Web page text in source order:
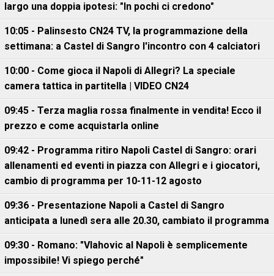
largo una doppia ipotesi: "In pochi ci credono"
10:05 - Palinsesto CN24 TV, la programmazione della
settimana: a Castel di Sangro l'incontro con 4 calciatori
10:00 - Come gioca il Napoli di Allegri? La speciale
camera tattica in partitella | VIDEO CN24
09:45 - Terza maglia rossa finalmente in vendita! Ecco il
prezzo e come acquistarla online
09:42 - Programma ritiro Napoli Castel di Sangro: orari
allenamenti ed eventi in piazza con Allegri e i giocatori,
cambio di programma per 10-11-12 agosto
09:36 - Presentazione Napoli a Castel di Sangro
anticipata a lunedì sera alle 20.30, cambiato il programma
09:30 - Romano: "Vlahovic al Napoli è semplicemente
impossibile! Vi spiego perché"